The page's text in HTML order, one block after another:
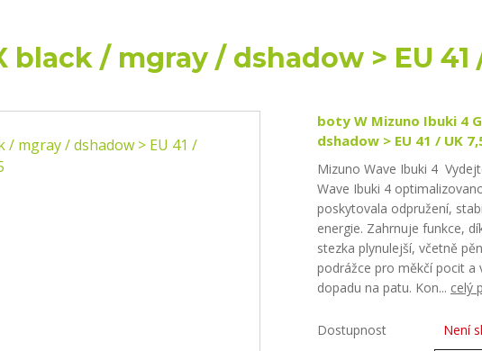
/ mgray / dshadow > EU 41
boty W Mizuno Ibuki 4
dshadow > EU 41 / UK
Mizuno Wave Ibuki 4
Wave Ibuki 4
poskytovala odpružení,
energie. Zahrnuje funkce,
stezka plynulejší, včetně
podrážce pro měkčí pocit a
dopadu na patu. Kon... celý
Dostupnost Není